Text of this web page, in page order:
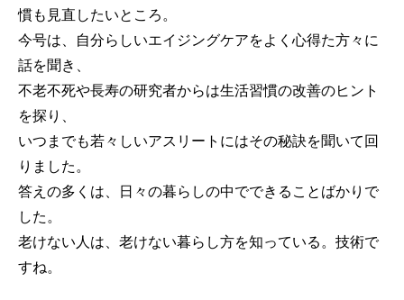
慣も見直したいところ。
今号は、自分らしいエイジングケアをよく心得た方々に
話を聞き、
不老不死や長寿の研究者からは生活習慣の改善のヒント
を探り、
いつまでも若々しいアスリートにはその秘訣を聞いて回
りました。
答えの多くは、日々の暮らしの中でできることばかりで
した。
老けない人は、老けない暮らし方を知っている。技術で
すね。